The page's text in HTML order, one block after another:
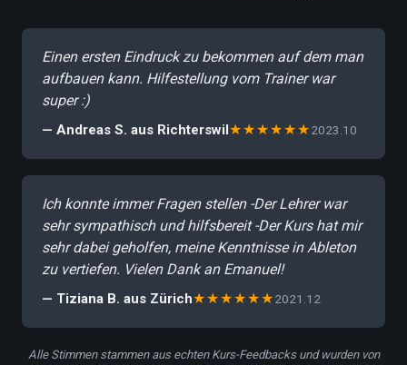
Einen ersten Eindruck zu bekommen auf dem man
aufbauen kann. Hilfestellung vom Trainer war
super :)
— Andreas S. aus Richterswil★★★★★★2023.10
Ich konnte immer Fragen stellen -Der Lehrer war
sehr sympathisch und hilfsbereit -Der Kurs hat mir
sehr dabei geholfen, meine Kenntnisse in Ableton
zu vertiefen. Vielen Dank an Emanuel!
— Tiziana B. aus Zürich★★★★★★2021.12
Alle Stimmen stammen aus echten Kurs-Feedbacks und wurden von